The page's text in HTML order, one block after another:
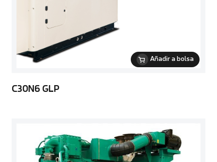
Añadir a bolsa
C30N6 GLP